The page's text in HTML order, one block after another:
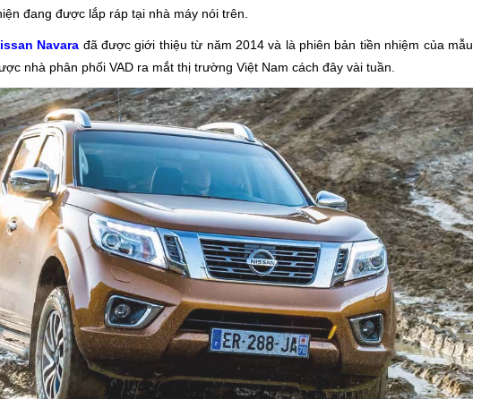
đang được lắp ráp tại nhà máy nói trên.
Navara đã được giới thiệu từ năm 2014 và là phiên bản tiền nhiệm của mẫu
nhà phân phối VAD ra mắt thị trường Việt Nam cách đây vài tuần.